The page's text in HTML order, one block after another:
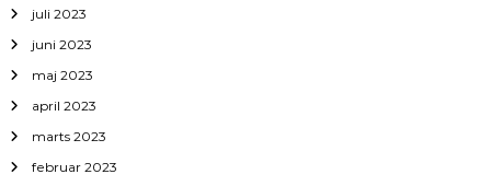
juli 2023
juni 2023
maj 2023
april 2023
marts 2023
februar 2023